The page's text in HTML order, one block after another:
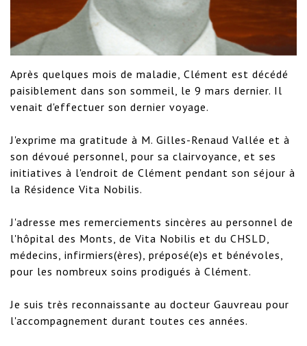
Après quelques mois de maladie, Clément est décédé
paisiblement dans son sommeil, le 9 mars dernier. Il
venait d'effectuer son dernier voyage.
J'exprime ma gratitude à M. Gilles-Renaud Vallée et à
son dévoué personnel, pour sa clairvoyance, et ses
initiatives à l'endroit de Clément pendant son séjour à
la Résidence Vita Nobilis.
J'adresse mes remerciements sincères au personnel de
l'hôpital des Monts, de Vita Nobilis et du CHSLD,
médecins, infirmiers(ères), préposé(e)s et bénévoles,
pour les nombreux soins prodigués à Clément.
Je suis très reconnaissante au docteur Gauvreau pour
l'accompagnement durant toutes ces années.